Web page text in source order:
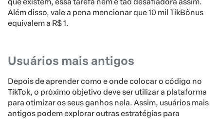
que existem, essa tarefa nem é tão desafiadora assim.
Além disso, vale a pena mencionar que 10 mil TikBônus
equivalem a R$ 1.
Usuários mais antigos
Depois de aprender como e onde colocar o código no
TikTok, o próximo objetivo deve ser utilizar a plataforma
para otimizar os seus ganhos nela. Assim, usuários mais
antigos podem explorar outras estratégias para